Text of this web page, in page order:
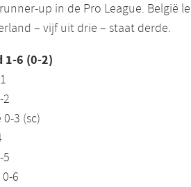
up in de Pro League. België
– vijf uit drie – staat derde.
1-6 (0-2)
3 (sc)
6